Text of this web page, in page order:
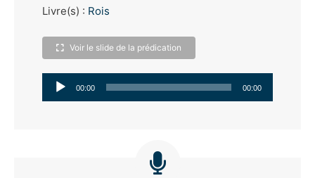
Livre(s) : Rois
Voir le slide de la prédication
Lecteur
00:00 00:00